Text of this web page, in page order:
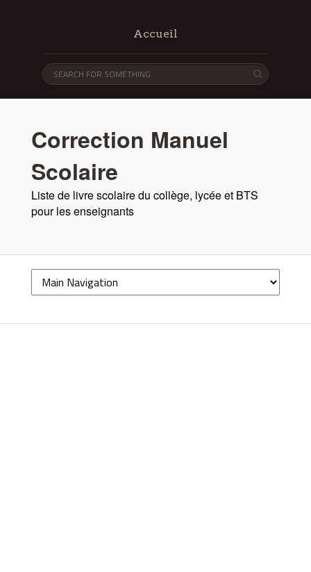
Accueil
Correction Manuel
Scolaire
Liste de livre scolaire du collège, lycée et BTS
pour les enseignants